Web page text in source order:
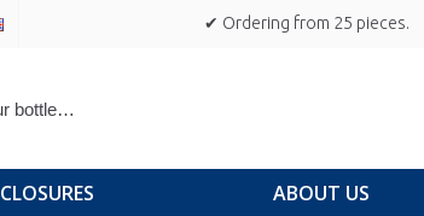
✔ Ordering from 25 pieces.
CLOSURES ABOUT US